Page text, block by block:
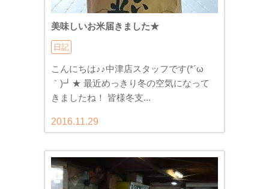
美味しいお米届きました★
日記
こんにちは♪♪中津店スタッフです(*´ω
｀)┛★ 最近めっきり冬の空気になって
きましたね！ 皆様冬支...
2016.11.29